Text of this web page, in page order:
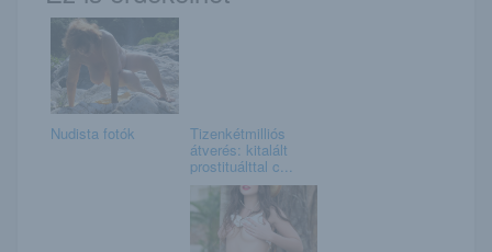
Nudista fotók Tizenkétmilliós
átverés: kitalált
prostituálttal c...